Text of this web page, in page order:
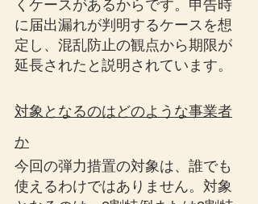
くケースがあるからです。申告時
に届出漏れが判明するケースを想
定し、混乱防止の観点から期限が
延長されたと説明されています。
対象となるのはどのような事業者
か
今回の弾力措置の対象は、誰でも
使えるわけではありません。対象